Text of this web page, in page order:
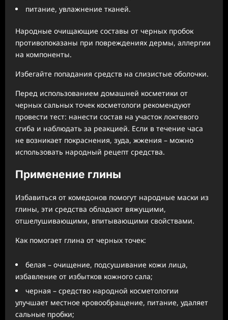
питание, увлажнение тканей.
Народные очищающие составы от черных пробок
противопоказаны при повреждениях дермы, аллергии
на компоненты.
Избегайте попадания средств на слизистые оболочки.
Перед использованием домашней косметики от
черных сальных точек косметологи рекомендуют
провести тест: нанести состав на участок локтевого
сгиба и наблюдать за реакцией. Если в течение часа
не возникает покраснения, зуда, жжения – можно
использовать народный рецепт средства.
Применение глины
Избавиться от комедонов помогут народные маски из
глины, эти средства обладают вяжущими,
отшелушивающими, впитывающими свойствами.
Как помогает глина от черных точек:
белая – очищение, подсушивание кожи лица,
избавление от избытков кожного сала;
черная – средство народной косметологии
улучшает местное кровообращение, питание, удаляет
сальные пробки;